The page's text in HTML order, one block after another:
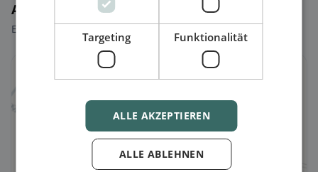
Ausgewählte Restaurants
Ein paar Picks, um sofort loszulegen.
Targeting Funktionalität
ALLE AKZEPTIEREN
ALLE ABLEHNEN